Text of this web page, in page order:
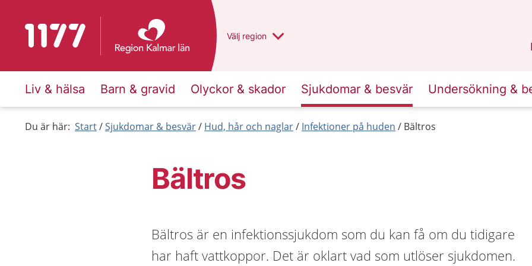
Till startsidan för 1177 Du har valt region
Välj en annan
region
Liv & hälsa Barn & gravid Olyckor & skador Sjukdomar & besvär Undersökning &
Du är här: Start Sjukdomar & besvär Hud, hår och naglar Infektioner på huden Bältros
Bältros
Bältros är en infektionssjukdom som du kan få om du tidigare
har haft vattkoppor. Det är oklart vad som utlöser sjukdomen.